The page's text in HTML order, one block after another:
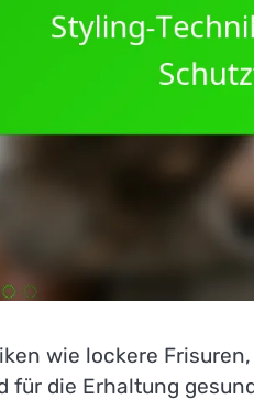
wie lockere
für die Erhaltung